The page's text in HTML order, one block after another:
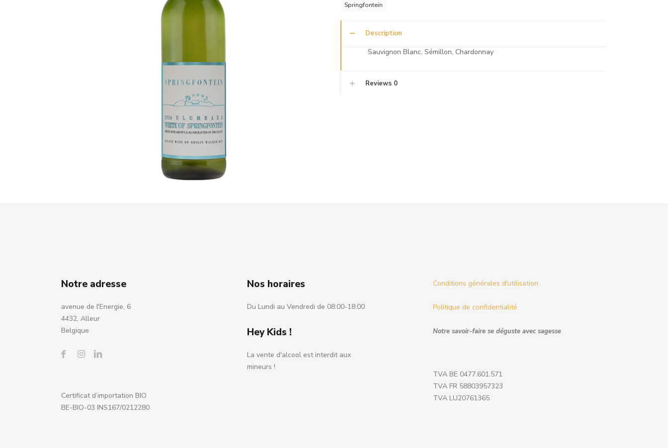
Springfontein
Description
Sauvignon Blanc, Sémillon, Chardonnay
Reviews 0
Notre adresse
avenue de l'Energie, 6
4432, Alleur
Belgique
Certificat d’importation BIO
BE-BIO-03 INS167/0212280
Nos horaires
Du Lundi au Vendredi de 08:00-18:00
Hey Kids !
La vente d'alcool est interdit aux
mineurs !
Conditions générales d'utilisation
Politique de confidentialité
Notre savoir-faire se déguste avec sagesse
TVA BE 0477.601.571
TVA FR 58803957323
TVA LU20761365